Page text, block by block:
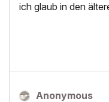
ich glaub in den
Anonymous